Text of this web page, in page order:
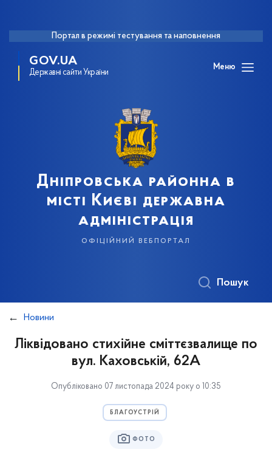
Портал в режимі тестування та наповнення
GOV.UA
Державні сайти України
Меню
Дніпровська районна в
місті Києві державна
адміністрація
офіційний вебпортал
Пошук
Новини
Ліквідовано стихійне сміттєзвалище по
вул. Каховській, 62А
Опубліковано 07 листопада 2024 року о 10:35
БЛАГОУСТРІЙ
ФОТО